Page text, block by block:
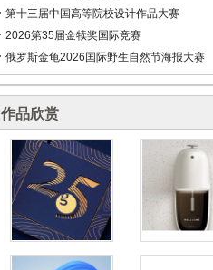
第十三届中国高等院校设计作品大赛
2026第35届金犊奖国际竞赛
俄罗斯金龟2026国际野生自然节海报大赛
作品欣赏